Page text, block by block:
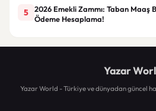
5
2026 Emekli Zammı: Taban Maaş
Ödeme Hesaplama!
Yazar
Yazar World - Türkiye ve dünyadan güncel